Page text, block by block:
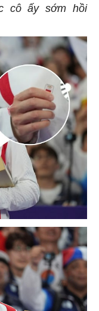
cô ấy sớm hồi